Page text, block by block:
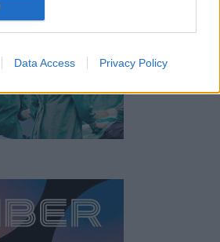
Data Access Privacy Policy